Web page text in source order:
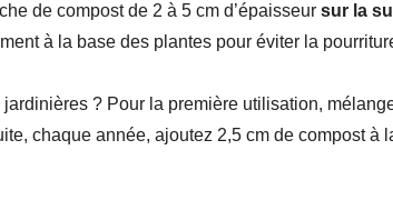
de compost de 2 à 5 cm d’épaisseur sur la
à la base des plantes pour éviter la
? Pour la première utilisation,
chaque année, ajoutez 2,5 cm de compost à